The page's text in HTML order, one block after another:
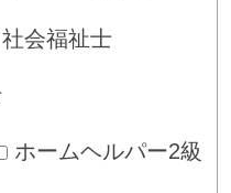
会福祉士
ホームヘルパー2級